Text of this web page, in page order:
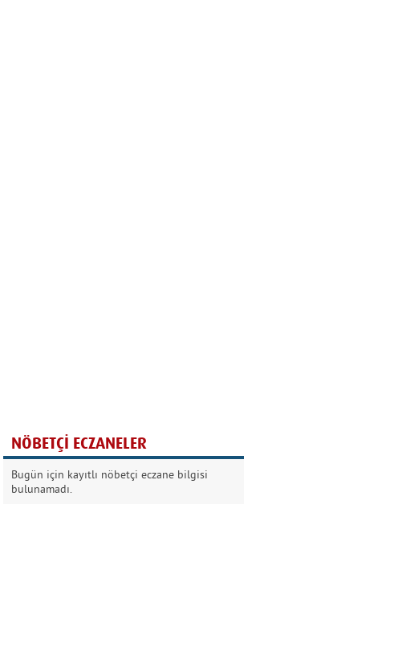
Kurban Bayramında
Dikkat!
NÖBETÇİ ECZANELER
Bugün için kayıtlı nöbetçi eczane bilgisi
bulunamadı.